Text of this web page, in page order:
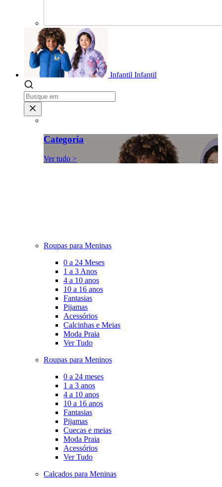
Infantil Infantil
Categoria
Ver tudo >
Roupas para Meninas
0 a 24 Meses
1 a 3 Anos
4 a 10 anos
10 a 16 anos
Fantasias
Pijamas
Acessórios
Calcinhas e Meias
Moda Praia
Ver Tudo
Roupas para Meninos
0 a 24 meses
1 a 3 anos
4 a 10 anos
10 a 16 anos
Fantasias
Pijamas
Cuecas e meias
Moda Praia
Acessórios
Ver Tudo
Calçados para Meninas